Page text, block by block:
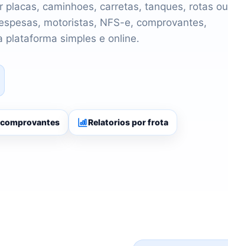
caminhoes, carretas, tanques, rotas ou
motoristas, NFS-e, comprovantes,
plataforma simples e online.
comprovantes Relatorios por frota